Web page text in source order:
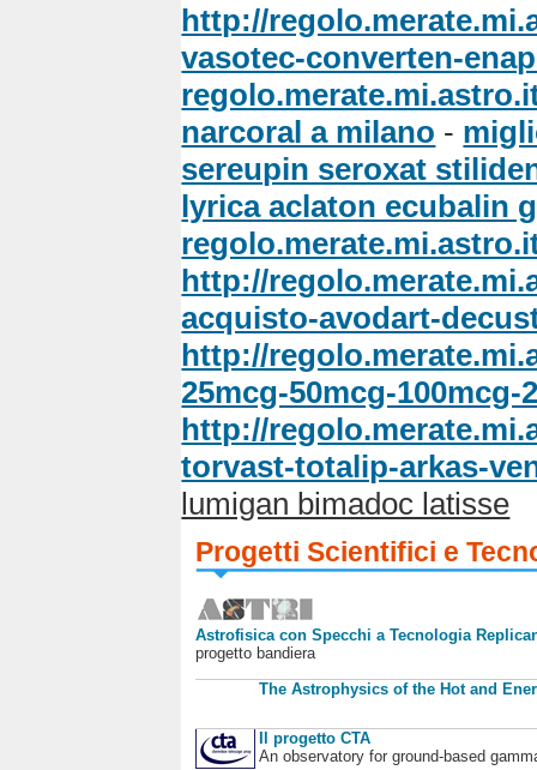
http://
vasotec-converten-
narcoral a milano -
sereupin seroxat
lyrica aclaton ecubalin
http://
acquisto-avodart-
http://
25mcg-50mcg-100mcg-
http://
torvast-totalip-arkas-
lumigan bimadoc latisse
Progetti Scientifici e
Astrofisica con Specchi a Tecnologia
progetto bandiera
The Astrophysics of the Hot and
Il progetto CTA
An observatory for ground-based